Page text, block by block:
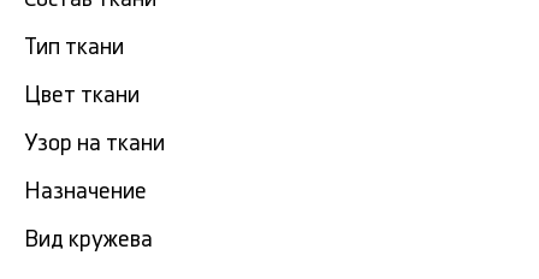
Французское кружево в
Тип ткани
Цвет ткани
Узор на ткани
Назначение
Вид кружева